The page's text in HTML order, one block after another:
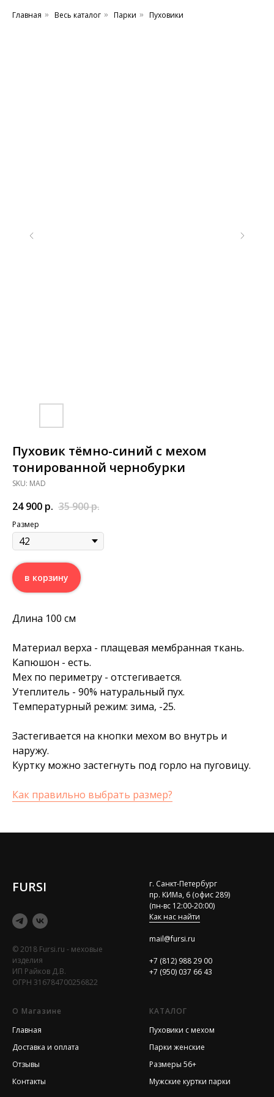
Главная » Весь каталог » Парки » Пуховики
Пуховик тёмно-синий с мехом
тонированной чернобурки
SKU: MAD
24 900 р. 35 900р.
Размер
в корзину
Длина 100 см
Материал верха - плащевая мембранная ткань.
Капюшон - есть.
Мех по периметру - отстегивается.
Утеплитель - 90% натуральный пух.
Температурный режим: зима, -25.
Застегивается на кнопки мехом во внутрь и
наружу.
Куртку можно застегнуть под горло на пуговицу.
Как правильно выбрать размер?
FURSI
© 2018 Fursi.ru - меховые
изделия
ИП Райков Д.В.
ОГРН 316784700256822
г. Санкт-Петербург
пр. КИМа, 6 (офис 289)
(пн-вс 12:00-20:00)
Как нас найти
mail@fursi.ru
+7 (812) 988 29 00
+7 (950) 037 66 43
О Магазине
Главная
Доставка и оплата
Отзывы
Контакты
КАТАЛОГ
Пуховики с мехом
Парки женские
Размеры 56+
Мужские куртки парки